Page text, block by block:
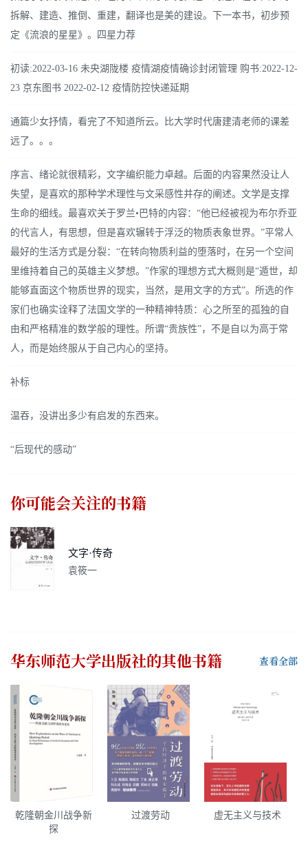
拆解、建造、推倒、重建，翻译也是美的建设。下一本书，初步预
定《流浪的星星》。四星力荐
初读:2022-03-16 未央湖陇楼 疫情湖疫情确诊封闭管理 购书:2022-12-
23 京东图书 2022-02-12 疫情防控快递延期
通篇少女抒情，看完了不知道所云。比大学时代唐建清老师的课差
远了。。。
序言、绪论就很精彩，文字编织能力卓越。后面的内容果然没让人
失望，是喜欢的那种学术理性与文采感性并存的阐述。文学是支撑
生命的细线。最喜欢关于罗兰•巴特的内容：“他已经被视为布尔乔亚
的代言人，有思想，但是喜欢辗转于浮泛的物质表象世界。”平常人
最好的生活方式是分裂：“在转向物质利益的堕落时，在另一个空间
里维持着自己的英雄主义梦想。”作家的理想方式大概则是“遁世，却
能够直面这个物质世界的现实，当然，是用文字的方式”。所选的作
家们也确实诠释了法国文学的一种精神特质：心之所至的孤独的自
由和严格精准的数学般的理性。所谓“贵族性”，不是自以为高于常
人，而是始终服从于自己内心的坚持。
补标
温吞，没讲出多少有启发的东西来。
“后现代的感动”
你可能会关注的书籍
文字·传奇
袁筱一
华东师范大学出版社的其他书籍 查看全部
乾隆朝金川战争新
探
过渡劳动 虚无主义与技术